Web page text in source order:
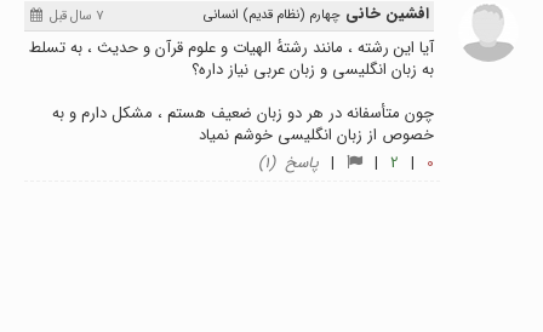
افشین خانی چهارم (نظام قدیم) انسانی 7 سال قبل
آیا این رشته ، مانند رشتهٔ الهیات و علوم قرآن و حدیث ، به تسلط
به زبان انگلیسی و زبان عربی نیاز داره؟
چون متأسفانه در هر دو زبان ضعیف هستم ، مشکل دارم و به
خصوص از زبان انگلیسی خوشم نمیاد
0
|
2
|
| پاسخ (1)